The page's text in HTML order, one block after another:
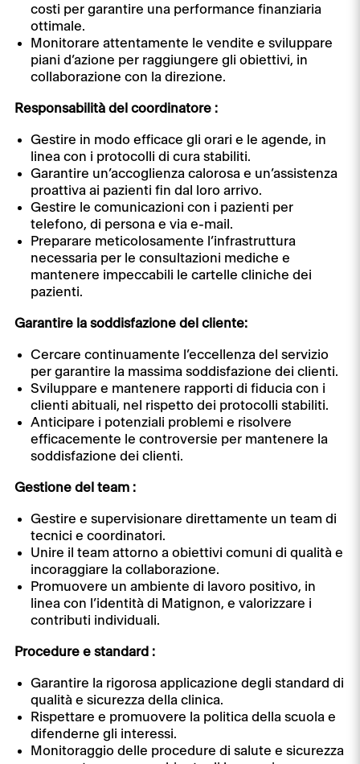
costi per garantire una performance finanziaria
ottimale.
Monitorare attentamente le vendite e sviluppare
piani d’azione per raggiungere gli obiettivi, in
collaborazione con la direzione.
Responsabilità del coordinatore :
Gestire in modo efficace gli orari e le agende, in
linea con i protocolli di cura stabiliti.
Garantire un’accoglienza calorosa e un’assistenza
proattiva ai pazienti fin dal loro arrivo.
Gestire le comunicazioni con i pazienti per
telefono, di persona e via e-mail.
Preparare meticolosamente l’infrastruttura
necessaria per le consultazioni mediche e
mantenere impeccabili le cartelle cliniche dei
pazienti.
Garantire la soddisfazione del cliente:
Cercare continuamente l’eccellenza del servizio
per garantire la massima soddisfazione dei clienti.
Sviluppare e mantenere rapporti di fiducia con i
clienti abituali, nel rispetto dei protocolli stabiliti.
Anticipare i potenziali problemi e risolvere
efficacemente le controversie per mantenere la
soddisfazione dei clienti.
Gestione del team :
Gestire e supervisionare direttamente un team di
tecnici e coordinatori.
Unire il team attorno a obiettivi comuni di qualità e
incoraggiare la collaborazione.
Promuovere un ambiente di lavoro positivo, in
linea con l’identità di Matignon, e valorizzare i
contributi individuali.
Procedure e standard :
Garantire la rigorosa applicazione degli standard di
qualità e sicurezza della clinica.
Rispettare e promuovere la politica della scuola e
difenderne gli interessi.
Monitoraggio delle procedure di salute e sicurezza